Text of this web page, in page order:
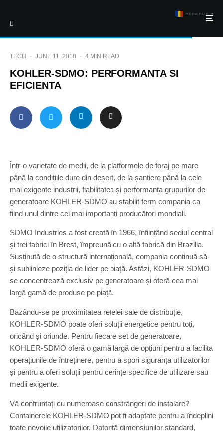
TECH · JUNE 11, 2018 · 4 MIN READ
KOHLER-SDMO: PERFORMANTA SI
EFICIENTA
Într-o varietate de medii, de la platformele de foraj pe mare
până la condițiile dure din deșert, de la șantiere până la cele
mai exigente industrii, fiabilitatea și performanța grupurilor de
generatoare KOHLER-SDMO au stabilit ferm compania ca
fiind unul dintre cei mai importanți producători mondiali.
SDMO Industries a fost creată în 1966, înființând sediul central
și trei fabrici în Brest, împreună cu o altă fabrică din Brazilia.
Susținută de o structură internațională, compania continuă să-
și sublinieze poziția de lider pe piață. Astăzi, KOHLER-SDMO
se concentrează exclusiv pe generatoare și oferă cea mai
largă gamă de produse pe piață.
Bazându-se pe proximitatea rețelei sale de distribuție,
KOHLER-SDMO poate oferi soluții energetice pentru toți,
oricând și oriunde. Pentru fiecare set de generatoare,
KOHLER-SDMO oferă o gamă largă de opțiuni pentru a facilita
operațiunile de întreținere, pentru a spori siguranța utilizatorilor
și pentru a oferi soluții pentru cerințe specifice de utilizare sau
medii exigente.
Vă confruntați cu numeroase constrângeri de instalare?
Containerele KOHLER-SDMO pot fi adaptate pentru a îndeplini
toate nevoile utilizatorilor. Datorită dimensiunilor standard,
Romanian ▼